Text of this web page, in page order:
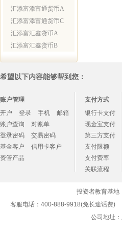
汇添富添富通货币A
汇添富添富通货币C
汇添富汇鑫货币A
汇添富汇鑫货币B
希望以下内容能够帮到您：
账户管理
开户
登录 手机
邮箱
账户查询
对账单
登录密码
交易密码
基金客户
信用卡客户
资管产品
支付方式
银行卡支付
现金宝支付
第三方支付
支付限额
支付费率
关联流程
投资者教育基地
客服电话：400-888-9918(免长途话费)
公司地址